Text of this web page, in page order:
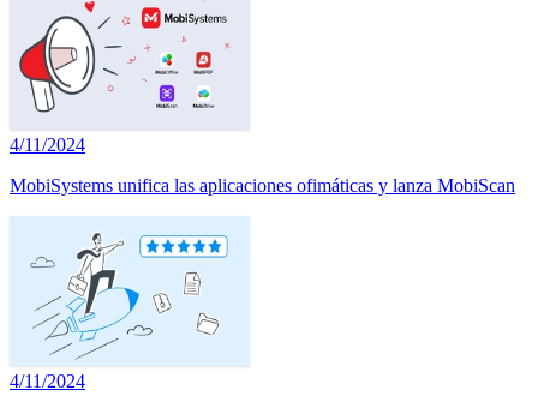
4/11/2024
MobiSystems unifica las aplicaciones ofimáticas y lanza MobiScan
4/11/2024